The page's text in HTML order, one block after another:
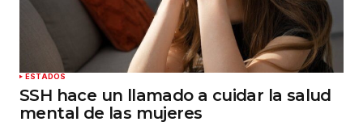
ESTADOS
SSH hace un llamado a cuidar la salud
mental de las mujeres